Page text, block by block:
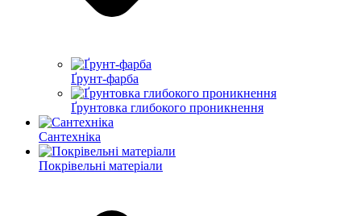
Ґрунт-фарба
Ґрунтовка глибокого проникнення
Сантехніка
Покрівельні матеріали